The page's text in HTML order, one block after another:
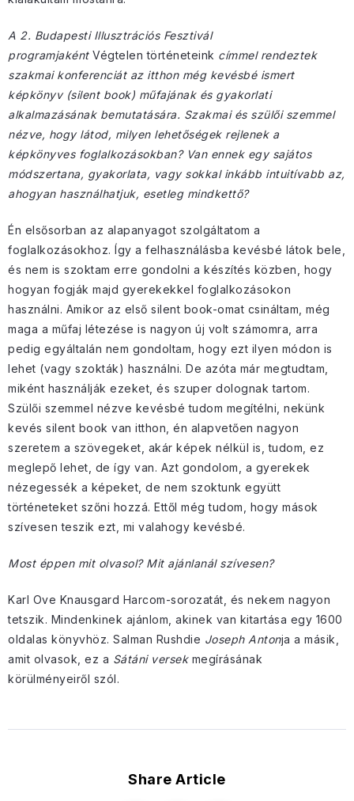
A 2. Budapesti Illusztrációs Fesztivál
programjaként Végtelen történeteink címmel rendeztek
szakmai konferenciát az itthon még kevésbé ismert
képkönyv (silent book) műfajának és gyakorlati
alkalmazásának bemutatására. Szakmai és szülői szemmel
nézve, hogy látod, milyen lehetőségek rejlenek a
képkönyves foglalkozásokban? Van ennek egy sajátos
módszertana, gyakorlata, vagy sokkal inkább intuitívabb az,
ahogyan használhatjuk, esetleg mindkettő?
Én elsősorban az alapanyagot szolgáltatom a
foglalkozásokhoz. Így a felhasználásba kevésbé látok bele,
és nem is szoktam erre gondolni a készítés közben, hogy
hogyan fogják majd gyerekekkel foglalkozásokon
használni. Amikor az első silent book-omat csináltam, még
maga a műfaj létezése is nagyon új volt számomra, arra
pedig egyáltalán nem gondoltam, hogy ezt ilyen módon is
lehet (vagy szokták) használni. De azóta már megtudtam,
miként használják ezeket, és szuper dolognak tartom.
Szülői szemmel nézve kevésbé tudom megítélni, nekünk
kevés silent book van itthon, én alapvetően nagyon
szeretem a szövegeket, akár képek nélkül is, tudom, ez
meglepő lehet, de így van. Azt gondolom, a gyerekek
nézegessék a képeket, de nem szoktunk együtt
történeteket szőni hozzá. Ettől még tudom, hogy mások
szívesen teszik ezt, mi valahogy kevésbé.
Most éppen mit olvasol? Mit ajánlanál szívesen?
Karl Ove Knausgard Harcom-sorozatát, és nekem nagyon
tetszik. Mindenkinek ajánlom, akinek van kitartása egy 1600
oldalas könyvhöz. Salman Rushdie Joseph Antonja a másik,
amit olvasok, ez a Sátáni versek megírásának
körülményeiről szól.
Share Article